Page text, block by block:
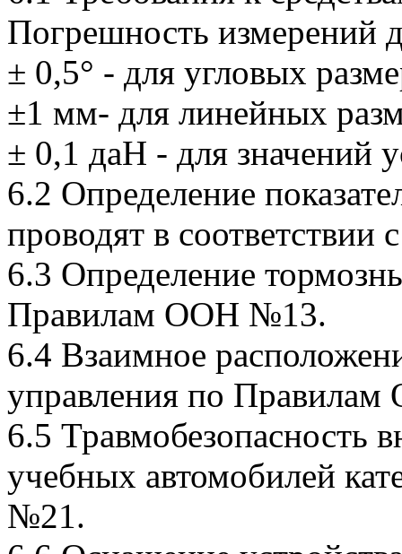
Погрешность измерений
± 0,5° - для угловых
±1 мм- для линейных
± 0,1 даН - для значений
6.2 Определение
проводят в
6.3 Определение
Правилам ООН №13.
6.4 Взаимное
управления по
6.5 Травмобезопасность
учебных автомобилей
№21.